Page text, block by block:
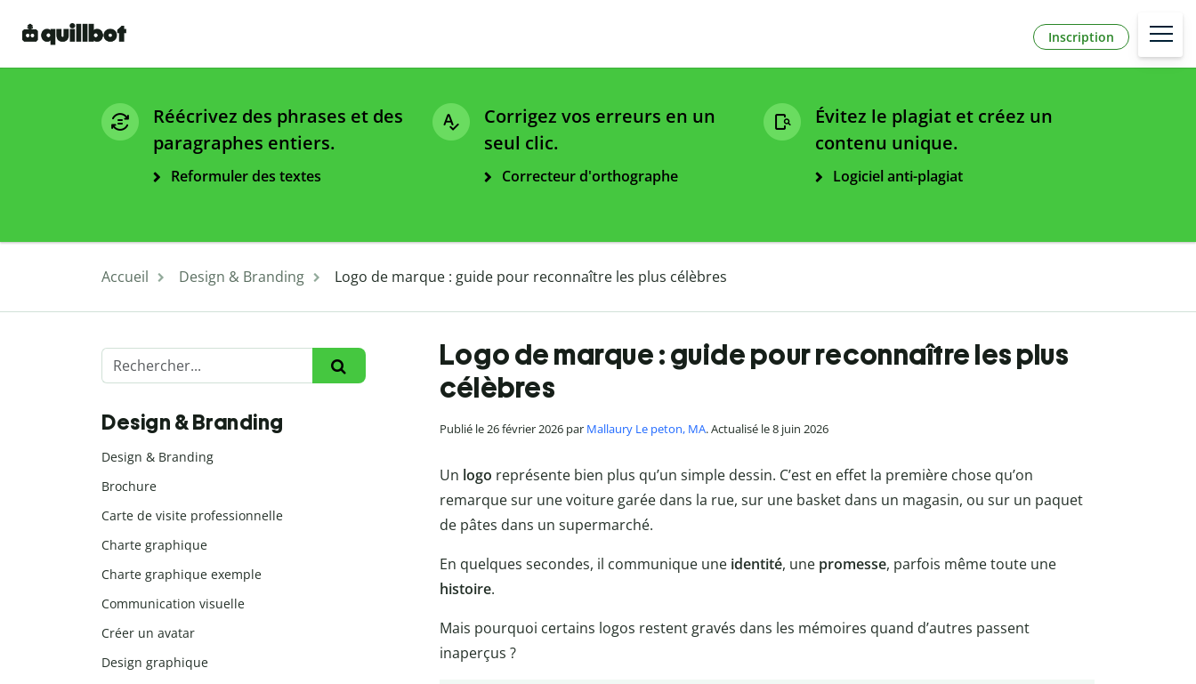
Inscription
Réécrivez des phrases et des
paragraphes entiers.
Reformuler des textes
Corrigez vos erreurs en un
seul clic.
Correcteur d'orthographe
Évitez le plagiat et créez un
contenu unique.
Logiciel anti-plagiat
Accueil Design & Branding Logo de marque : guide pour reconnaître les plus célèbres
Logo de marque : guide pour reconnaître les plus
célèbres
Publié le 26 février 2026 par Mallaury Le peton, MA. Actualisé le 8 juin 2026
Un logo représente bien plus qu’un simple dessin. C’est en effet la première chose qu’on
remarque sur une voiture garée dans la rue, sur une basket dans un magasin, ou sur un paquet
de pâtes dans un supermarché.
En quelques secondes, il communique une identité, une promesse, parfois même toute une
histoire.
Mais pourquoi certains logos restent gravés dans les mémoires quand d’autres passent
inaperçus ?
Design & Branding
Design & Branding
Brochure
Carte de visite professionnelle
Charte graphique
Charte graphique exemple
Communication visuelle
Créer un avatar
Design graphique